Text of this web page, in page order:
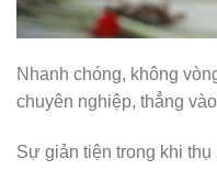
Nhanh chóng, không
chuyên nghiệp, thẳng
Sự giản tiện trong khi